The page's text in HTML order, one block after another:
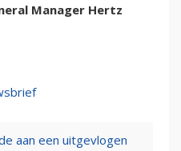
Manager Hertz
aan een uitgevlogen